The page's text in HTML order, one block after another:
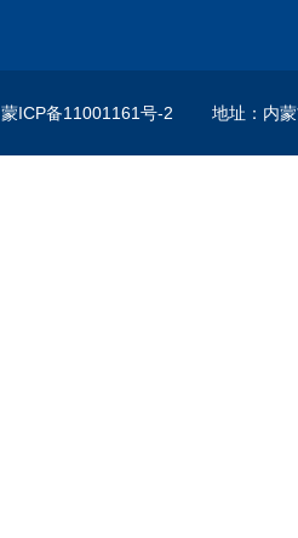
蒙ICP备11001161号-2        地址：